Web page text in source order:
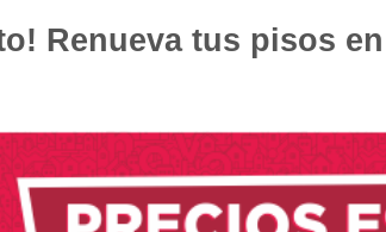
Renueva tus pisos en